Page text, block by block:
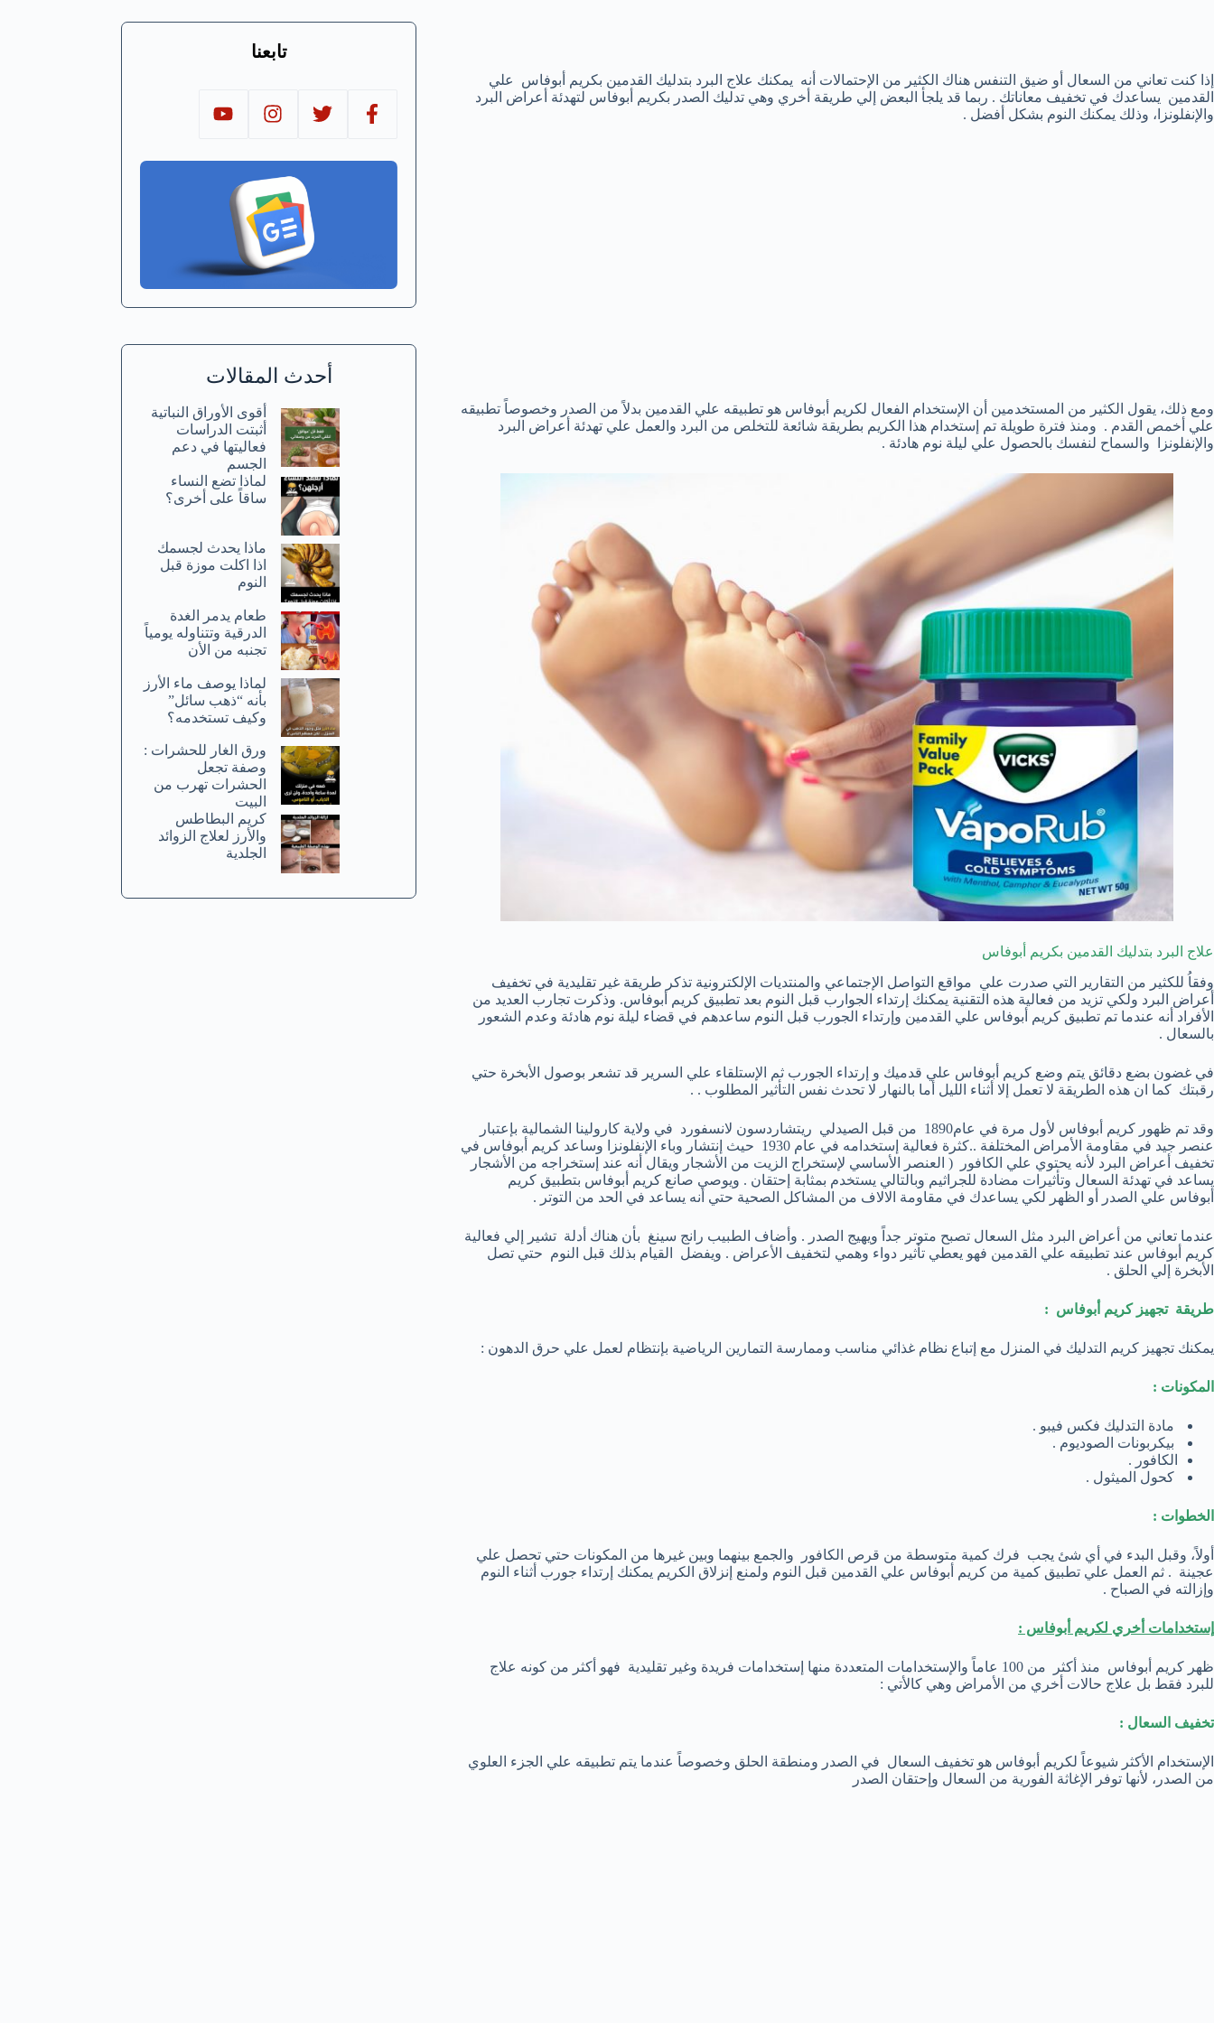
إذا كنت تعاني من السعال أو ضيق التنفس هناك الكثير من الإحتمالات أنه يمكنك علاج البرد بتدليك القدمين بكريم أبوفاس علي
القدمين يساعدك في تخفيف معاناتك . ربما قد يلجأ البعض إلي طريقة أخري وهي تدليك الصدر بكريم أبوفاس لتهدئة أعراض البرد
والإنفلونزا، وذلك يمكنك النوم بشكل أفضل .
ومع ذلك، يقول الكثير من المستخدمين أن الإستخدام الفعال لكريم أبوفاس هو تطبيقه علي القدمين بدلاً من الصدر وخصوصاً تطبيقه
علي أخمص القدم . ومنذ فترة طويلة تم إستخدام هذا الكريم بطريقة شائعة للتخلص من البرد والعمل علي تهدئة أعراض البرد
والإنفلونزا والسماح لنفسك بالحصول علي ليلة نوم هادئة .
علاج البرد بتدليك القدمين بكريم أبوفاس
وفقاُ للكثير من التقارير التي صدرت علي مواقع التواصل الإجتماعي والمنتديات الإلكترونية تذكر طريقة غير تقليدية في تخفيف
أعراض البرد ولكي تزيد من فعالية هذه التقنية يمكنك إرتداء الجوارب قبل النوم بعد تطبيق كريم أبوفاس. وذكرت تجارب العديد من
الأفراد أنه عندما تم تطبيق كريم أبوفاس علي القدمين وإرتداء الجورب قبل النوم ساعدهم في قضاء ليلة نوم هادئة وعدم الشعور
بالسعال .
في غضون بضع دقائق يتم وضع كريم أبوفاس علي قدميك و إرتداء الجورب ثم الإستلقاء علي السرير قد تشعر بوصول الأبخرة حتي
رقبتك كما ان هذه الطريقة لا تعمل إلا أثناء الليل أما بالنهار لا تحدث نفس التأثير المطلوب . .
وقد تم ظهور كريم أبوفاس لأول مرة في عام1890 من قبل الصيدلي ريتشاردسون لانسفورد في ولاية كارولينا الشمالية بإعتبار
عنصر جيد في مقاومة الأمراض المختلفة ..كثرة فعالية إستخدامه في عام 1930 حيث إنتشار وباء الإنفلونزا وساعد كريم أبوفاس في
تخفيف أعراض البرد لأنه يحتوي علي الكافور ( العنصر الأساسي لإستخراج الزيت من الأشجار ويقال أنه عند إستخراجه من الأشجار
يساعد في تهدئة السعال وتأثيرات مضادة للجراثيم وبالتالي يستخدم بمثابة إحتقان . ويوصي صانع كريم أبوفاس بتطبيق كريم
أبوفاس علي الصدر أو الظهر لكي يساعدك في مقاومة الالاف من المشاكل الصحية حتي أنه يساعد في الحد من التوتر .
عندما تعاني من أعراض البرد مثل السعال تصبح متوتر جداً ويهيج الصدر . وأضاف الطبيب رانج سينغ بأن هناك أدلة تشير إلي فعالية
كريم أبوفاس عند تطبيقه علي القدمين فهو يعطي تأثير دواء وهمي لتخفيف الأعراض . ويفضل القيام بذلك قبل النوم حتي تصل
الأبخرة إلي الحلق .
طريقة تجهيز كريم أبوفاس :
يمكنك تجهيز كريم التدليك في المنزل مع إتباع نظام غذائي مناسب وممارسة التمارين الرياضية بإنتظام لعمل علي حرق الدهون :
المكونات :
مادة التدليك فكس فيبو .
بيكربونات الصوديوم .
الكافور .
كحول الميثول .
الخطوات :
أولاً، وقبل البدء في أي شئ يجب فرك كمية متوسطة من قرص الكافور والجمع بينهما وبين غيرها من المكونات حتي تحصل علي
عجينة . ثم العمل علي تطبيق كمية من كريم أبوفاس علي القدمين قبل النوم ولمنع إنزلاق الكريم يمكنك إرتداء جورب أثناء النوم
وإزالته في الصباح .
إستخدامات أخري لكريم أبوفاس :
ظهر كريم أبوفاس منذ أكثر من 100 عاماً والإستخدامات المتعددة منها إستخدامات فريدة وغير تقليدية فهو أكثر من كونه علاج
للبرد فقط بل علاج حالات أخري من الأمراض وهي كالأتي :
تخفيف السعال :
الإستخدام الأكثر شيوعاً لكريم أبوفاس هو تخفيف السعال في الصدر ومنطقة الحلق وخصوصاً عندما يتم تطبيقه علي الجزء العلوي
من الصدر، لأنها توفر الإغاثة الفورية من السعال وإحتقان الصدر
تابعنا
أحدث المقالات
أقوى الأوراق النباتية
أثبتت الدراسات
فعاليتها في دعم
الجسم
لماذا تضع النساء
ساقاً على أخرى؟
ماذا يحدث لجسمك
اذا اكلت موزة قبل
النوم
طعام يدمر الغدة
الدرقية وتتناوله يومياً
تجنبه من الأن
لماذا يوصف ماء الأرز
بأنه “ذهب سائل”
وكيف تستخدمه؟
ورق الغار للحشرات :
وصفة تجعل
الحشرات تهرب من
البيت
كريم البطاطس
والأرز لعلاج الزوائد
الجلدية